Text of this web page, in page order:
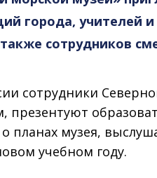
города, учителей
сотрудников
сотрудники
презентуют
о планах музея,
учебном году.